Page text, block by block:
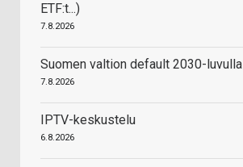
ETF:t...)
7.8.2026
Suomen valtion default 2030-luvulla
7.8.2026
IPTV-keskustelu
6.8.2026